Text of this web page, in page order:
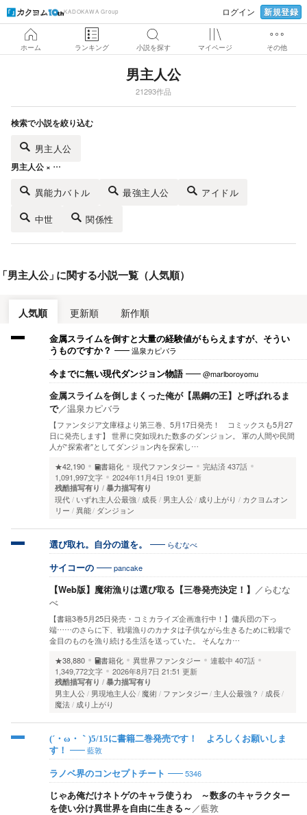
KADOKAWA Group ログイン 新規登録
ホーム ランキング 小説を探す マイページ その他
男主人公
21293作品
検索で小説を絞り込む
男主人公
男主人公 × …
異能力バトル 最強主人公 アイドル
中世 関係性
男主人公」に関する小説一覧（人気順）
人気順 更新順 新作順
金属スライムを倒すと大量の経験値がもらえますが、そうい
うものですか？
温泉カピバラ
今までに無い現代ダンジョン物語 @marlboroyomu
金属スライムを倒しまくった俺が【黒鋼の王】と呼ばれるま
で／温泉カピバラ
【ファンタジア文庫様より第三巻、5月17日発売！ コミックスも5月27
日に発売します】 世界に突如現れた数多のダンジョン。 軍の人間や民間
人が‶探索者″としてダンジョン内を探索し…
★42,190
書籍化 現代ファンタジー 完結済 437話
1,091,997文字
2024年11月4日 19:01 更新
残酷描写有り 暴力描写有り
現代 いずれ主人公最強 成長 男主人公 成り上がり
カクヨムオン
リー
異能 ダンジョン
選び取れ。自分の道を。 らむなべ
サイコーの pancake
【Web版】魔術漁りは選び取る【三巻発売決定！】 ／ らむな
べ
【書籍3巻5月25日発売・コミカライズ企画進行中！】傭兵団の下っ
端……のさらに下、戦場漁りのカナタは子供ながら生きるために戦場で
金目のものを漁り続ける生活を送っていた。 そんなカ…
★38,880
書籍化 異世界ファンタジー 連載中 407話
1,349,772文字
2026年8月7日 21:51 更新
残酷描写有り 暴力描写有り
男主人公 男現地主人公 魔術 ファンタジー 主人公最強？
成長
魔法
成り上がり
(´・ω・｀)5/15に書籍二巻発売です！ よろしくお願いしま
す！
藍敦
ラノベ界のコンセプトチート 5346
じゃあ俺だけネトゲのキャラ使うわ ～数多のキャラクター
を使い分け異世界を自由に生きる～ ／藍敦